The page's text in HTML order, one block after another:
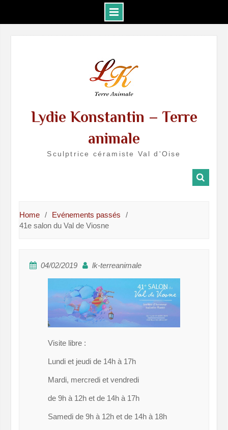
Lydie Konstantin – Terre
animale
Sculptrice céramiste Val d'Oise
Home
Evénements passés
41e salon du Val de Viosne
04/02/2019 lk-terreanimale
Visite libre :
Lundi et jeudi de 14h à 17h
Mardi, mercredi et vendredi
de 9h à 12h et de 14h à 17h
Samedi de 9h à 12h et de 14h à 18h